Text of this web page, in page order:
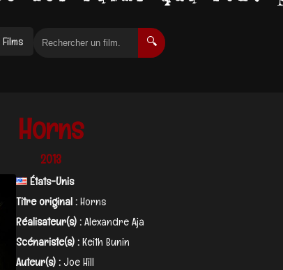
🔍
Horns
2013
États-Unis
Titre original :Horns
Réalisateur(s) :Alexandre Aja
Scénariste(s) :Keith Bunin
Auteur(s) :Joe Hill